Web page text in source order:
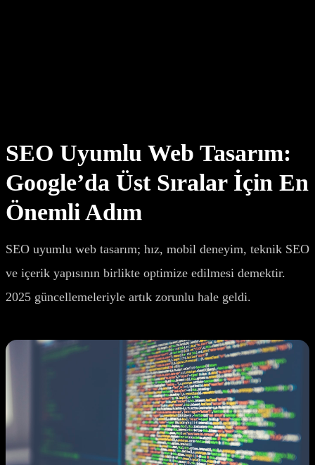
SEO Uyumlu Web Tasarım:
Google’da Üst Sıralar İçin En
Önemli Adım
SEO uyumlu web tasarım; hız, mobil deneyim, teknik SEO
ve içerik yapısının birlikte optimize edilmesi demektir.
2025 güncellemeleriyle artık zorunlu hale geldi.